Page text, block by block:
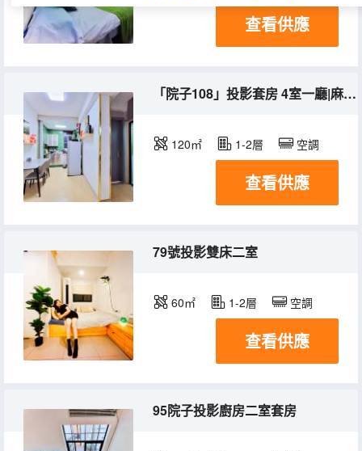
查看供應
「院子108」投影套房 4室一廳|麻將機|廚房|洗衣機
120㎡ 1-2層 空調
查看供應
79號投影雙床二室
60㎡ 1-2層 空調
查看供應
95院子投影廚房二室套房